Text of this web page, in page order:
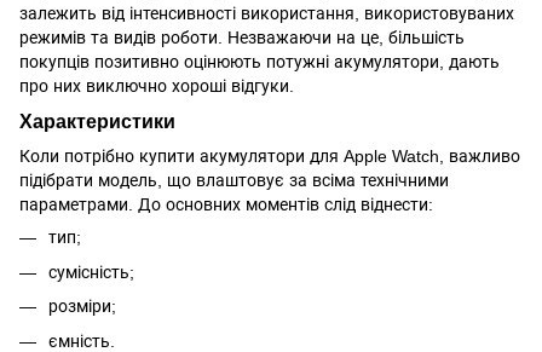
залежить від інтенсивності використання, використовуваних
режимів та видів роботи. Незважаючи на це, більшість
покупців позитивно оцінюють потужні акумулятори, дають
про них виключно хороші відгуки.
Характеристики
Коли потрібно купити акумулятори для Apple Watch, важливо
підібрати модель, що влаштовує за всіма технічними
параметрами. До основних моментів слід віднести:
тип;
сумісність;
розміри;
ємність.